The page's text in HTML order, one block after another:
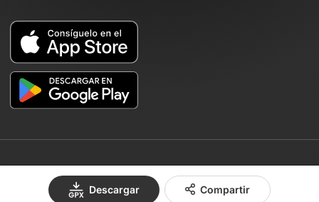
Descargar Compartir